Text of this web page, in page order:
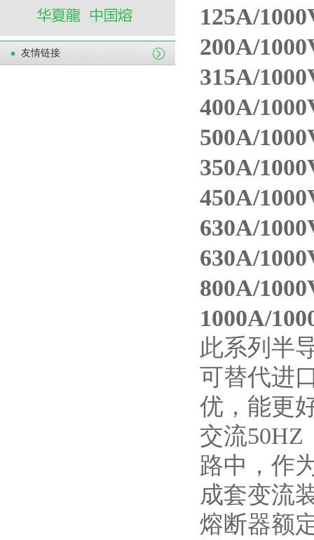
友情链接
125A/
200A/
315A/
400A/
500A/
350A/
450A/
630A/
630A/
800A/
1000A/
此系列半
可替代进
优，能更
交流50HZ
路中，作
成套变流
熔断器额